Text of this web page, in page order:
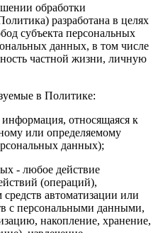
обработки
разработана в целях
субъекта персональных
данных, в том числе
частной жизни, личную
в Политике:
относящаяся к
или определяемому
данных);
- любое действие
(операций),
автоматизации или
с персональными данными,
накопление, хранение,